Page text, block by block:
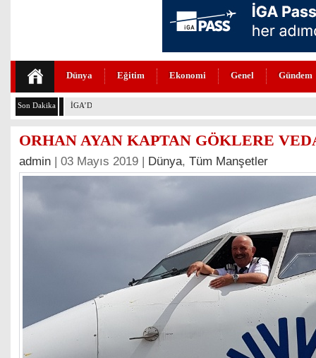
Dünya Eğitim Ekonomi Genel Gündem
Son Dakika İGA’DA 4. PİST İÇİN GERİ SAYIM BAŞLADI
ORHAN AYAN KAPTAN GÖKLERE
admin | 03 Mayıs 2019 | Dünya, Tüm Manşetler